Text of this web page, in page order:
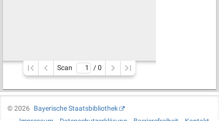
Scan / 0
©2026
Bayerische Staatsbibliothek